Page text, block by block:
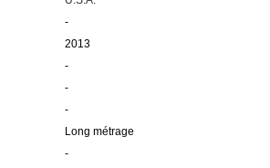
-
2013
-
-
-
Long métrage
-